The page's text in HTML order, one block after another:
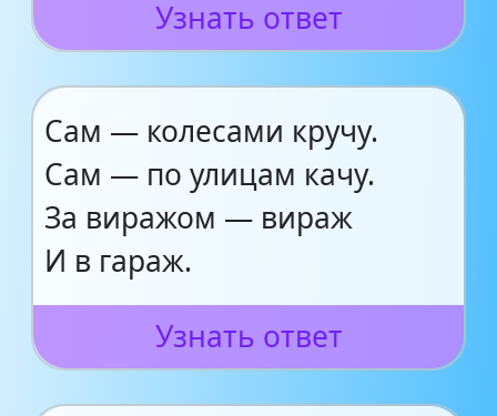
Узнать ответ
Сам — колесами кручу.
Сам — по улицам качу.
За виражом — вираж
И в гараж.
Узнать ответ